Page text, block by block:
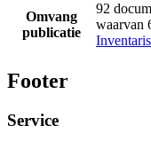
Omvang
publicatie
92
waarvan
Footer
Service